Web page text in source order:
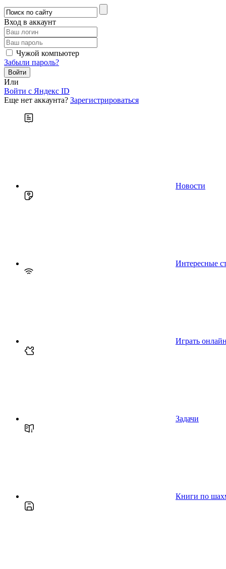
Вход в аккаунт
Чужой компьютер
Забыли пароль?
Или
Войти c Яндекс ID
Еще нет аккаунта? Зарегистрироваться
Новости
Интересные
Играть онлайн
Задачи
Книги по